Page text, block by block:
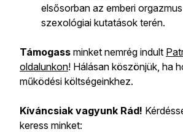
elsősorban az emberi
szexológiai kutatások terén.
Támogass minket nemrég indult
oldalunkon! Hálásan köszönjük, ha
működési költségeinkhez.
Kíváncsiak vagyunk Rád!
keress minket: